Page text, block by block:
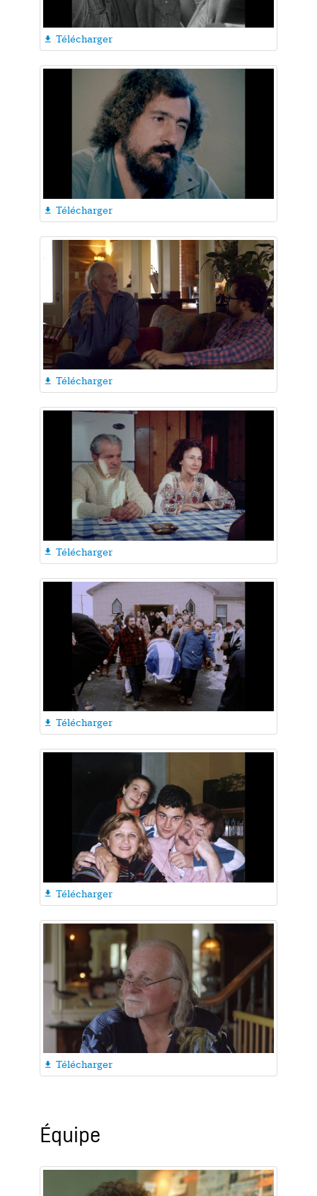
 Télécharger
 Télécharger
 Télécharger
 Télécharger
 Télécharger
 Télécharger
 Télécharger
Équipe